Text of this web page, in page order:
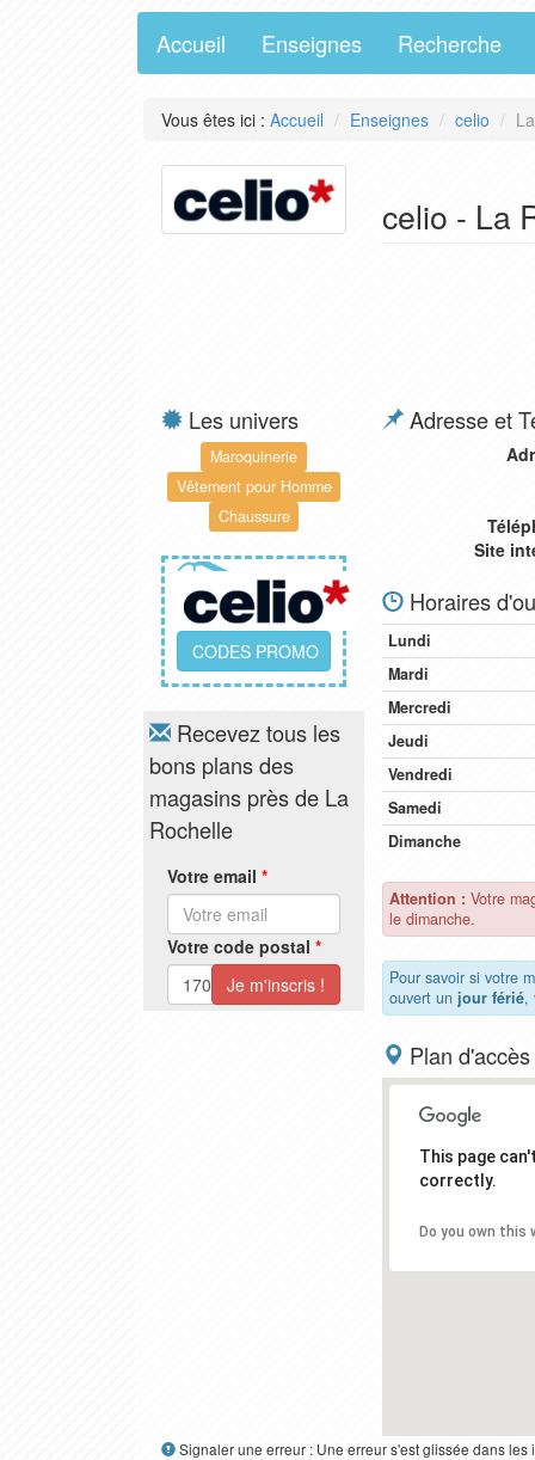
Accueil Enseignes Recherche
Vous êtes ici : Accueil Enseignes celio
celio - La
Les univers
Maroquinerie
Vêtement pour Homme
Chaussure
CODES PROMO
Recevez tous les
bons plans des
magasins près de La
Rochelle
Votre email *
Votre code postal *
Adresse et
Site
Horaires
Lundi
Mardi
Mercredi
Jeudi
Vendredi
Samedi
Dimanche
Attention : Votre
le dimanche.
Pour savoir si votre
ouvert un jour férié,
Plan d'accès
This page
correctly.
Do you own this
Signaler une erreur : Une erreur s'est glissée dans